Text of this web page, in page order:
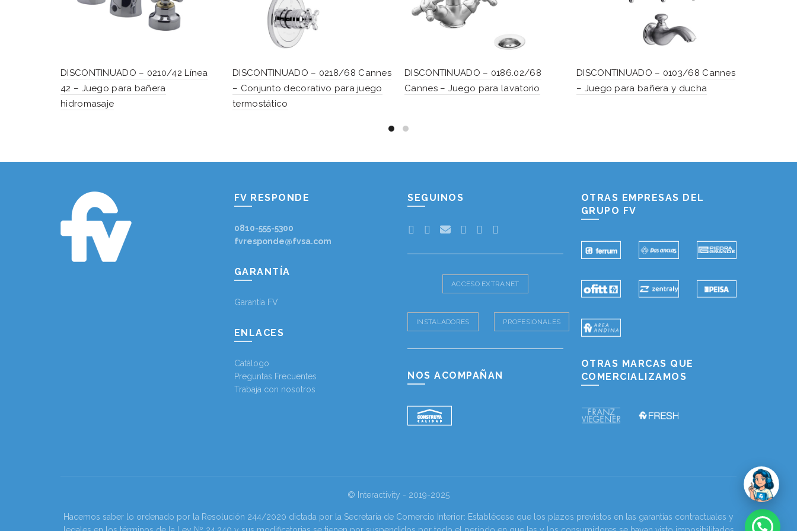
DISCONTINUADO – 0210/42 Línea
42 – Juego para bañera
hidromasaje
DISCONTINUADO – 0218/68 Cannes
– Conjunto decorativo para juego
termostático
DISCONTINUADO – 0186.02/68
Cannes – Juego para lavatorio
DISCONTINUADO – 0103/68 Cannes
– Juego para bañera y ducha
FV RESPONDE
0810-555-5300
fvresponde@fvsa.com
GARANTÍA
Garantía FV
ENLACES
Catálogo
Preguntas Frecuentes
Trabaja con nosotros
SEGUINOS
ACCESO EXTRANET
INSTALADORES PROFESIONALES
NOS ACOMPAÑAN
OTRAS EMPRESAS DEL
GRUPO FV
OTRAS MARCAS QUE
COMERCIALIZAMOS
© Interactivity - 2019-2025
Hacemos saber lo ordenado por la Resolución 244/2020 dictada por la Secretaria de Comercio Interior: Establécese que los plazos previstos en las garantías contractuales y